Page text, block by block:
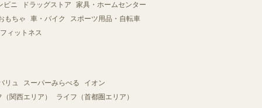
ビニ ドラッグストア
家具・ホームセンター
もちゃ
車・バイク
スポーツ用品・自転車
ィットネス
リュ スーパーみらべる
イオン
関西エリア）
ライフ（首都圏エリア）